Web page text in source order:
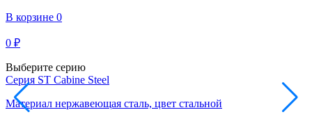
В корзине 0
0 ₽
Выберите серию
Серия ST Cabine Steel
Материал нержавеющая сталь, цвет стальной